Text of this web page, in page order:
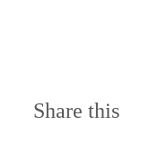
Share this